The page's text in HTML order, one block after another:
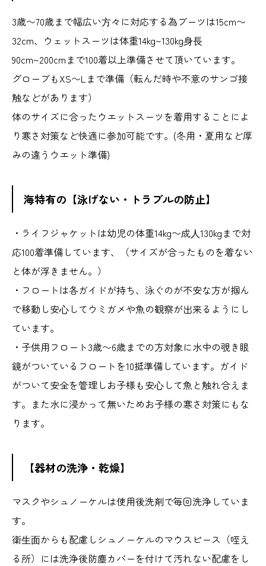
3歳〜70歳まで幅広い⽅々に対応する為ブーツは15cm〜
32cm、ウェットスーツは体重14kg~130kg⾝⻑
90cm~200cmまで100着以上準備させて頂いています。
グローブもXS〜Lまで準備（転んだ時や不意のサンゴ接
触などがあります）
体のサイズに合ったウエットスーツを着用することによ
り寒さ対策など快適に参加可能です。(冬用・夏用など厚
みの違うウエット準備)
海特有の【泳げない・トラブルの防止】
・ライフジャケットは幼児の体重14kg〜成⼈130kgまで対
応100着準備しています、（サイズが合ったものを着ない
と体が浮きません。）
・フロートは各ガイドが持ち、泳ぐのが不安な方が掴ん
で移動し安⼼してウミガメや魚の観察が出来るようにし
ています。
・子供用フロート3歳〜6歳までの方対象に水中の覗き眼
鏡がついているフロートを10挺準備しています。ガイド
がついて安全を管理しお子様も安⼼して魚と触れ合えま
す。また水に浸かって無いためお子様の寒さ対策にもな
ります。
【器材の洗浄・乾燥】
マスクやシュノーケルは使用後洗剤で毎回洗浄していま
す。
衛⽣⾯からも配慮しシュノーケルのマウスピース（咥え
る所）には洗浄後防塵カバーを付けて汚れない配慮をし